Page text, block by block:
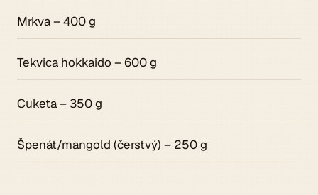
Mrkva – 400 g
Tekvica hokkaido – 600 g
Cuketa – 350 g
Špenát/mangold (čerstvý) – 250 g